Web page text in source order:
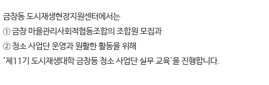
금창동 도시재생현장지원센터에서는
① 금창 마을관리사회적협동조합의 조합원 모집과
② 청소 사업단 운영과 원활한 활동을 위해
'제11기 도시재생대학 금창동 청소 사업단 실무 교육'을 진행합니다.